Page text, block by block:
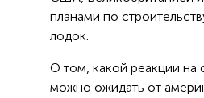
планами по
лодок.
О том, какой реакции на
можно ожидать от